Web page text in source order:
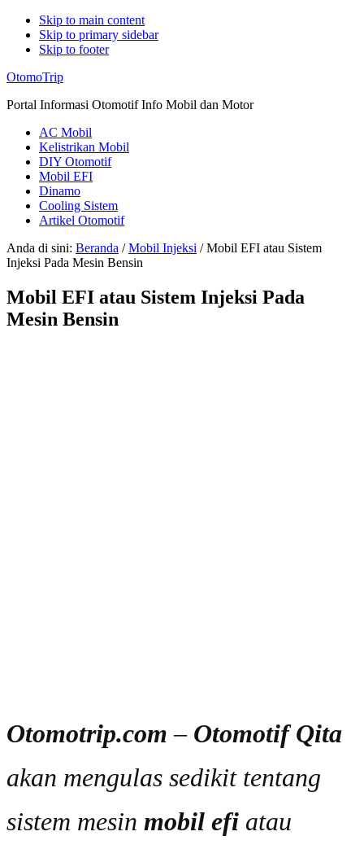
Skip to main content
Skip to primary sidebar
Skip to footer
Additional
menu
OtomoTrip
Portal Informasi Otomotif Info Mobil dan Motor
AC Mobil
Kelistrikan Mobil
DIY Otomotif
Mobil EFI
Dinamo
Cooling Sistem
Artikel Otomotif
Anda di sini: Beranda / Mobil Injeksi /Mobil EFI atau Sistem
Injeksi Pada Mesin Bensin
Mobil EFI atau Sistem Injeksi Pada
Mesin Bensin
Otomotrip.com – Otomotif Qita
akan mengulas sedikit tentang
sistem mesin mobil efi atau